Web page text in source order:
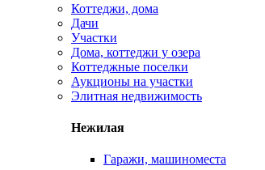
Коттеджи, дома
Дачи
Участки
Дома, коттеджи у озера
Коттеджные поселки
Аукционы на участки
Элитная недвижимость
Нежилая
Гаражи, машиноместа